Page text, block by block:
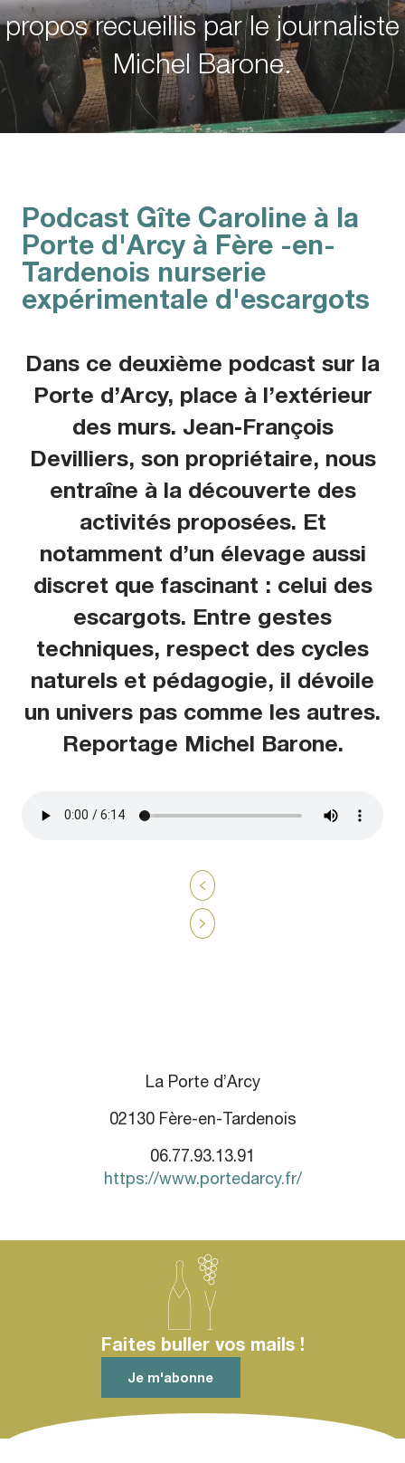
propos recueillis par le journaliste
Michel Barone.
Podcast Gîte Caroline à la
Porte d'Arcy à Fère -en-
Tardenois nurserie
expérimentale d'escargots
Dans ce deuxième podcast sur la
Porte d’Arcy, place à l’extérieur
des murs. Jean‑François
Devilliers, son propriétaire, nous
entraîne à la découverte des
activités proposées. Et
notamment d’un élevage aussi
discret que fascinant : celui des
escargots. Entre gestes
techniques, respect des cycles
naturels et pédagogie, il dévoile
un univers pas comme les autres.
Reportage Michel Barone.
La Porte d’Arcy
02130 Fère-en-Tardenois
06.77.93.13.91
https://www.portedarcy.fr/
Faites buller vos mails !
Je m'abonne